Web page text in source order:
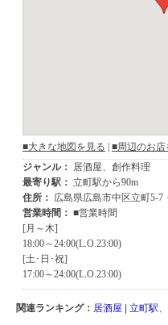
関連ランキング： 居酒屋 立町駅、